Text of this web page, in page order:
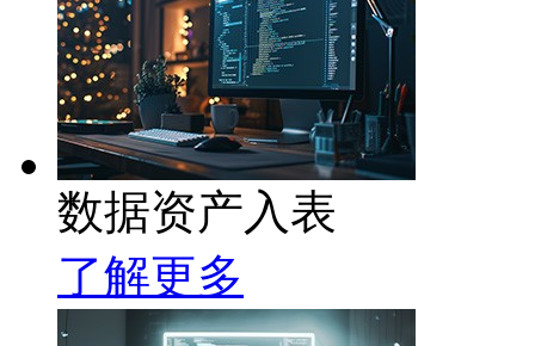
数据资产入表
了解更多